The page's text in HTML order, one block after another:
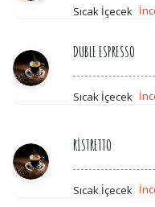
Sıcak İçecek
DUBLE ESPRESSO
Sıcak İçecek
RİSTRETTO
Sıcak İçecek